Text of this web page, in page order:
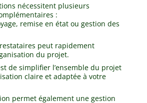
nécessitent plusieurs
:
remise en état ou gestion des
peut rapidement
du projet.
de simplifier l’ensemble du projet
claire et adaptée à votre
permet également une gestion